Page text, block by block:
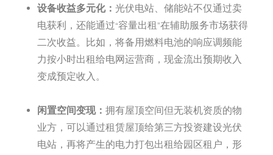
设备收益多元化：光伏电站、储能站不仅通过卖
电获利，还能通过“容量出租”在辅助服务市场获得
二次收益。比如，将备用燃料电池的响应调频能
力按小时出租给电网运营商，现金流出预期收入
变成预定收入。
闲置空间变现：拥有屋顶空间但无装机资质的物
业方，可以通过租赁屋顶给第三方投资建设光伏
电站，再将产生的电力打包出租给园区租户，形